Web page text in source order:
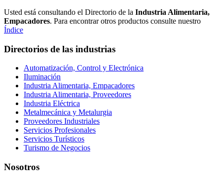
Usted está consultando el Directorio de la Industria Alimentaria,
Empacadores. Para encontrar otros productos consulte nuestro
Índice
Directorios de las industrias
Automatización, Control y Electrónica
Iluminación
Industria Alimentaria, Empacadores
Industria Alimentaria, Proveedores
Industria Eléctrica
Metalmecánica y Metalurgia
Proveedores Industriales
Servicios Profesionales
Servicios Turísticos
Turismo de Negocios
Nosotros